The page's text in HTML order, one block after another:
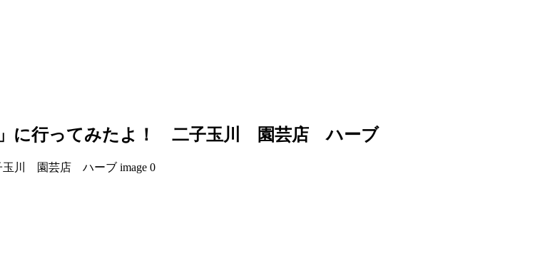
」に行ってみたよ！ 二子玉川 園芸店 ハーブ